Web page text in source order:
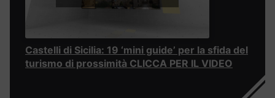
Castelli di Sicilia: 19 ‘mini guide’ per la sfida del
turismo di prossimità CLICCA PER IL VIDEO